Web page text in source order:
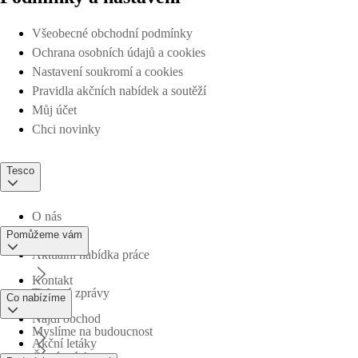
Všeobecné obchodní podmínky
Ochrana osobních údajů a cookies
Nastavení soukromí a cookies
Pravidla akčních nabídek a soutěží
Můj účet
Chci novinky
Tesco
O nás
Aktuální nabídka práce
Tiskové zprávy
Myslíme na budoucnost
Pomůžeme vám
Kontakt
Najdi obchod
Co nabízíme
Akční letáky